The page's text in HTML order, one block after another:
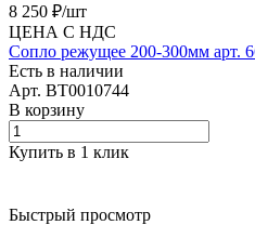
8 250 ₽/шт
ЦЕНА С НДС
Сопло режущее 200-300мм арт.
Есть в наличии
Арт. BT0010744
В корзину
Купить в 1 клик
Быстрый просмотр